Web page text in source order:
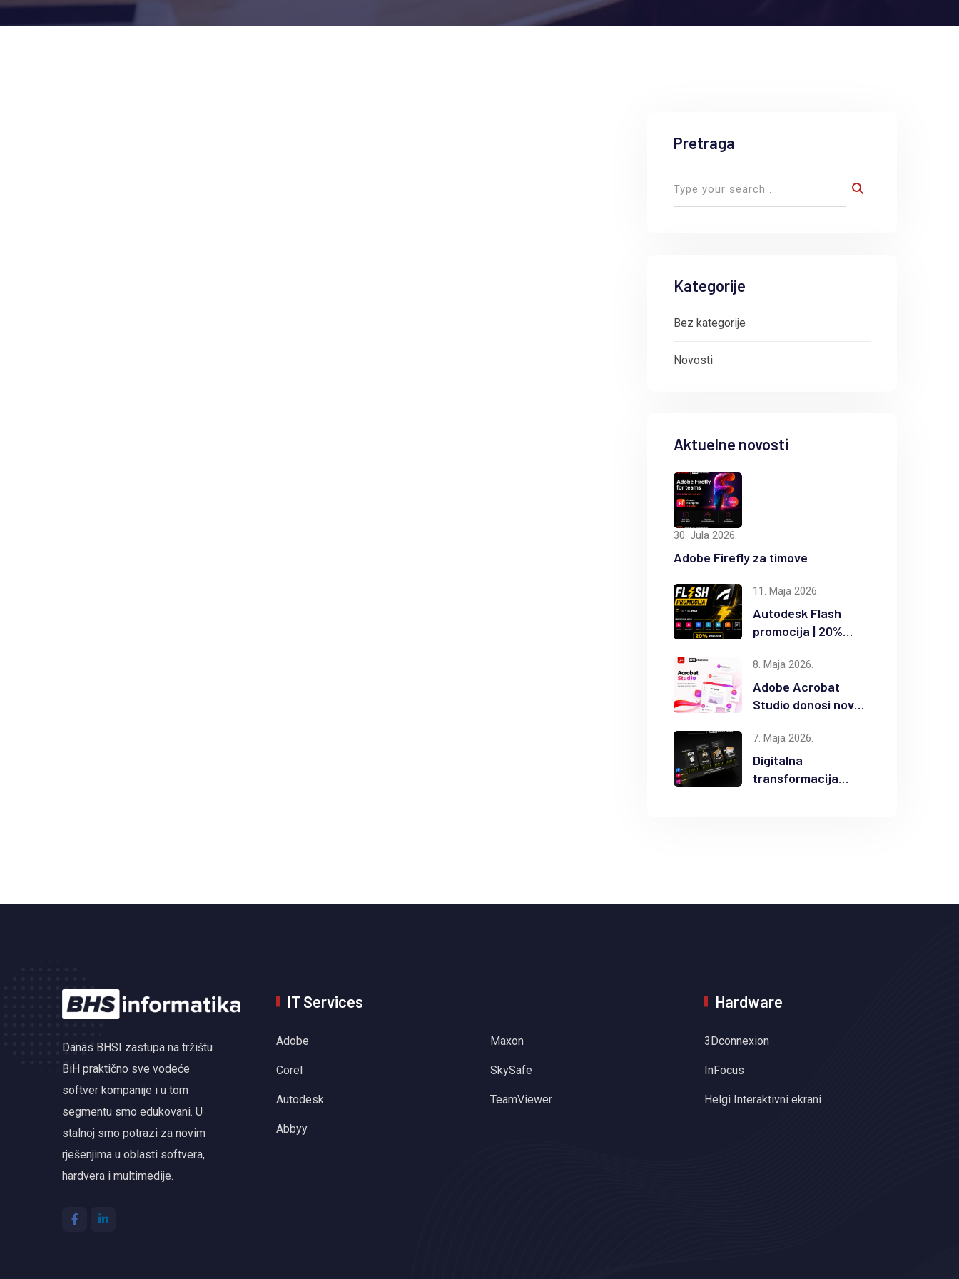
Pretraga
Kategorije
Bez kategorije
Novosti
Aktuelne novosti
30. Jula 2026.
Adobe Firefly za timove
11. Maja 2026.
Autodesk Flash
promocija | 20%
odabrane Autodesk
proizvode
8. Maja 2026.
Adobe Acrobat
Studio donosi novu
produktivnosti
7. Maja 2026.
Digitalna
transformacija
Danas BHSI zastupa na tržištu
BiH praktično sve vodeće
softver kompanije i u tom
segmentu smo edukovani. U
stalnoj smo potrazi za novim
rješenjima u oblasti softvera,
hardvera i multimedije.
IT Services
Adobe
Corel
Autodesk
Abbyy
Maxon
SkySafe
TeamViewer
Hardware
3Dconnexion
InFocus
Helgi Interaktivni ekrani